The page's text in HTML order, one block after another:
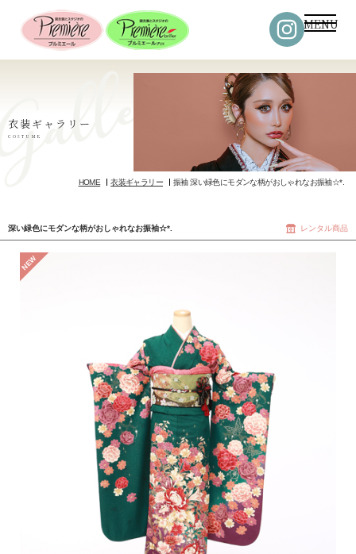
MENU
HOME 衣装ギャラリー 振袖 深い緑色にモダンな柄がおしゃれなお振袖☆*.
衣装ギャラリー
COSTUME
深い緑色にモダンな柄がおしゃれなお振袖☆*. レンタル商品
NEW